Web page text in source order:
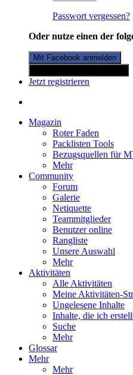
Passwort vergessen?
Oder nutze einen der
Mit Facebook anmelden
Jetzt registrieren
Magazin
Roter Faden
Packlisten Tools
Bezugsquellen für
Mehr
Community
Forum
Galerie
Netiquette
Teammitglieder
Benutzer online
Rangliste
Unsere Auswahl
Mehr
Aktivitäten
Alle Aktivitäten
Meine Aktivitäten-
Ungelesene Inhalte
Inhalte, die ich
Suche
Mehr
Glossar
Mehr
Mehr